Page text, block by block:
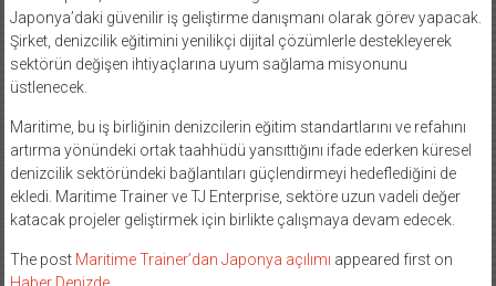
Japonya’daki güvenilir iş geliştirme danışmanı olarak görev yapacak.
Şirket, denizcilik eğitimini yenilikçi dijital çözümlerle destekleyerek
sektörün değişen ihtiyaçlarına uyum sağlama misyonunu
üstlenecek.
Maritime, bu iş birliğinin denizcilerin eğitim standartlarını ve refahını
artırma yönündeki ortak taahhüdü yansıttığını ifade ederken küresel
denizcilik sektöründeki bağlantıları güçlendirmeyi hedeflediğini de
ekledi. Maritime Trainer ve TJ Enterprise, sektöre uzun vadeli değer
katacak projeler geliştirmek için birlikte çalışmaya devam edecek.
The post Maritime Trainer’dan Japonya açılımı appeared first on